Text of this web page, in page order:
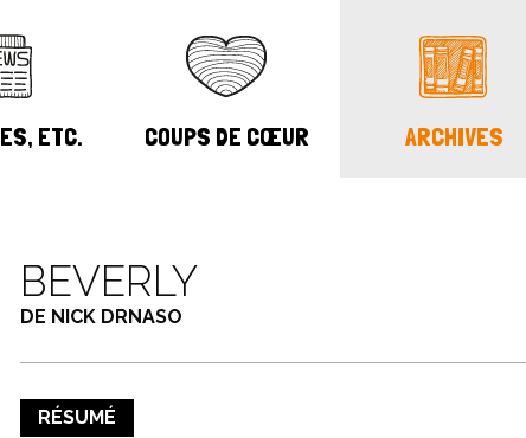
ETC. COUPS DE CŒUR ARCHIVES
BEVERLY
DE NICK DRNASO
RÉSUMÉ